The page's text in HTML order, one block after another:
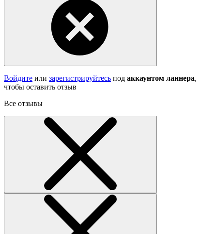
Войдите или зарегистрируйтесь под аккаунтом ланнера,
чтобы оставить отзыв
Все отзывы